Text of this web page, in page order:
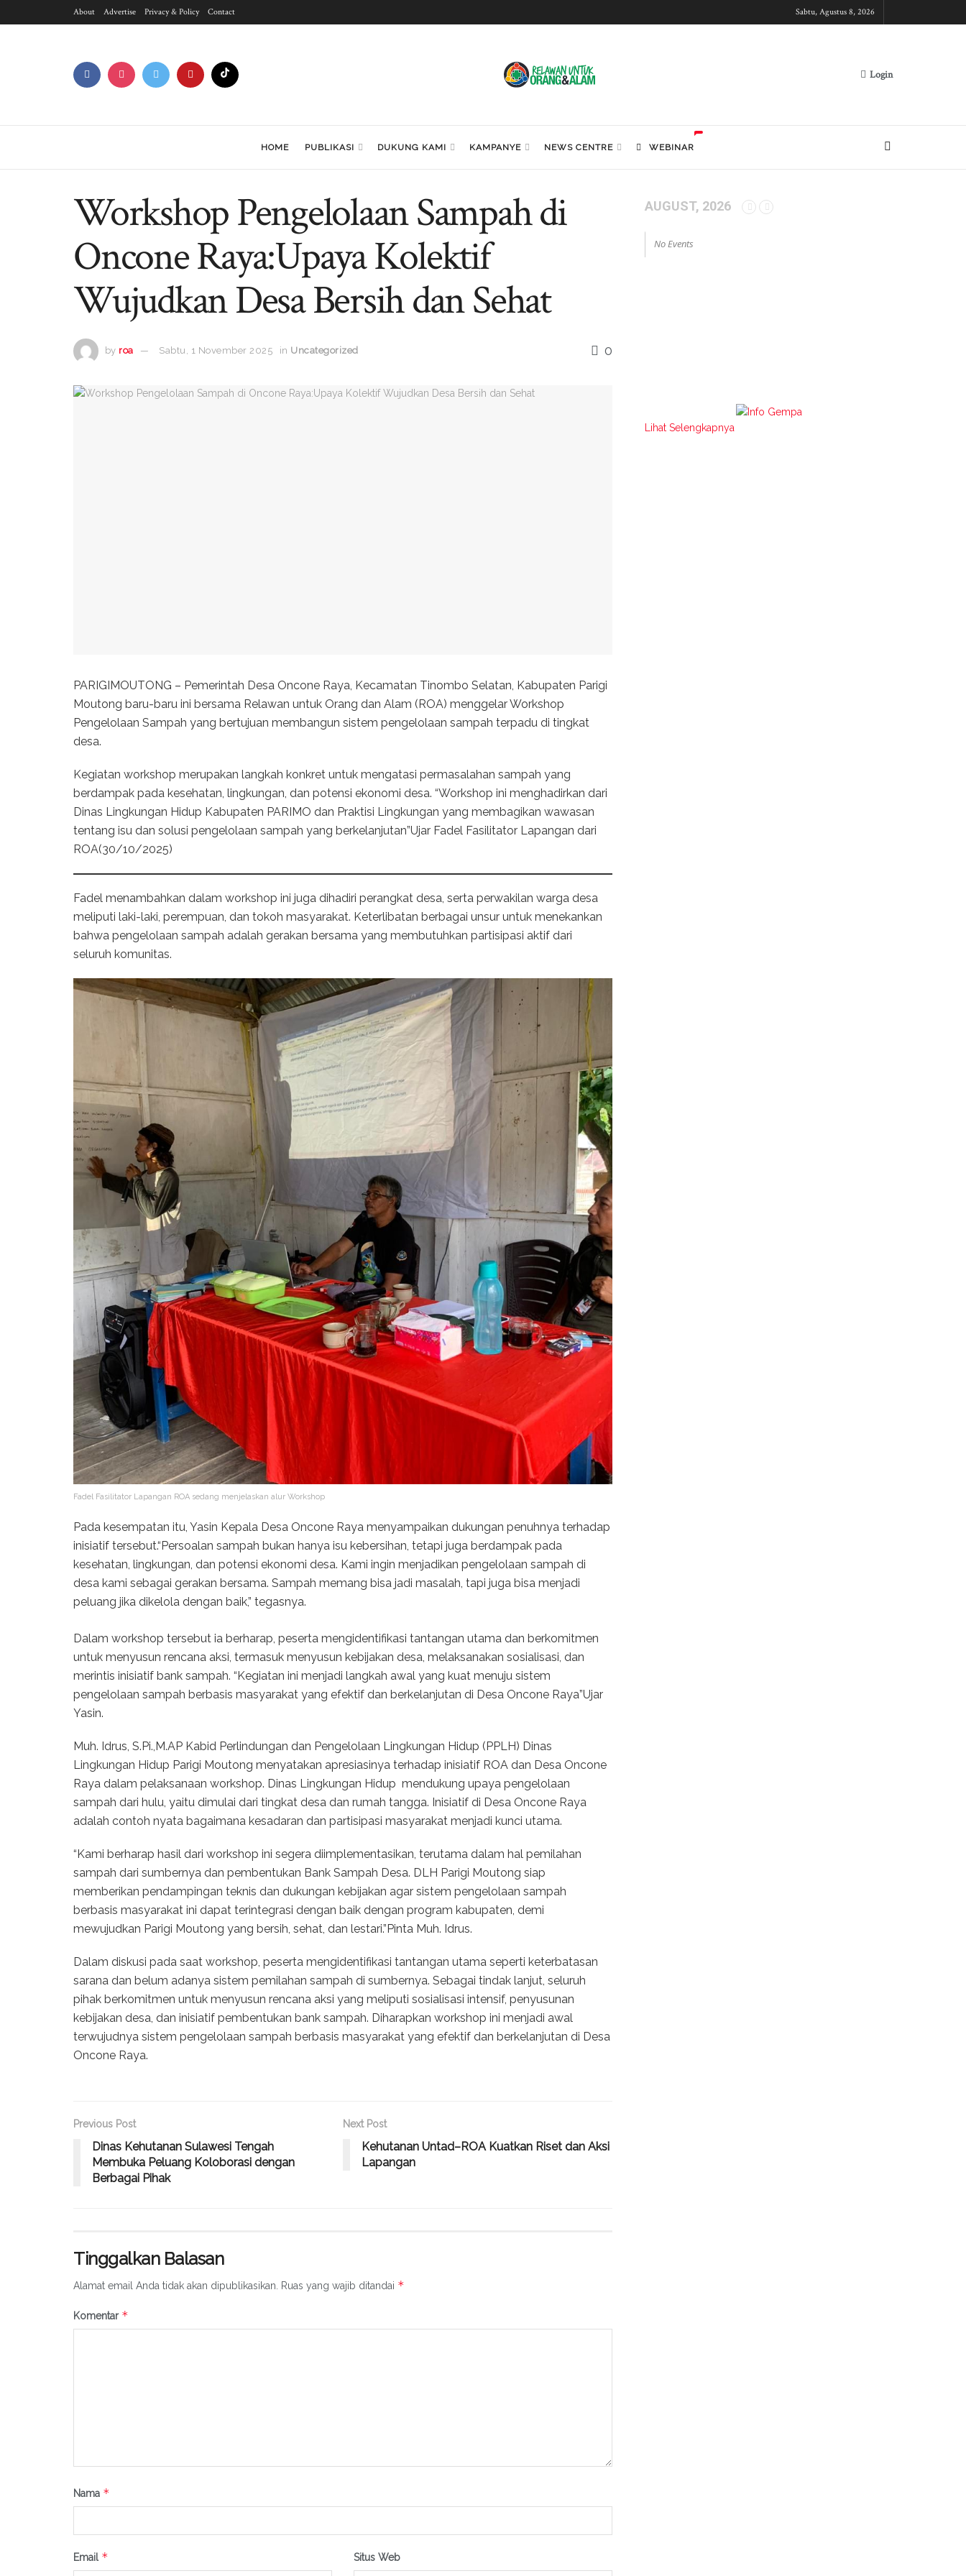
About Advertise Privacy & Policy Contact Sabtu, Agustus 8, 2026
Login
HOME PUBLIKASI DUKUNG KAMI KAMPANYE NEWS CENTRE WEBINAR
Workshop Pengelolaan Sampah di
Oncone Raya:Upaya Kolektif
Wujudkan Desa Bersih dan Sehat
by roa Sabtu, 1 November 2025 in Uncategorized 0
PARIGIMOUTONG – Pemerintah Desa Oncone Raya, Kecamatan Tinombo Selatan, Kabupaten Parigi
Moutong baru-baru ini bersama Relawan untuk Orang dan Alam (ROA) menggelar Workshop
Pengelolaan Sampah yang bertujuan membangun sistem pengelolaan sampah terpadu di tingkat
desa.
Kegiatan workshop merupakan langkah konkret untuk mengatasi permasalahan sampah yang
berdampak pada kesehatan, lingkungan, dan potensi ekonomi desa. “Workshop ini menghadirkan dari
Dinas Lingkungan Hidup Kabupaten PARIMO dan Praktisi Lingkungan yang membagikan wawasan
tentang isu dan solusi pengelolaan sampah yang berkelanjutan”Ujar Fadel Fasilitator Lapangan dari
ROA(30/10/2025)
Fadel menambahkan dalam workshop ini juga dihadiri perangkat desa, serta perwakilan warga desa
meliputi laki-laki, perempuan, dan tokoh masyarakat. Keterlibatan berbagai unsur untuk menekankan
bahwa pengelolaan sampah adalah gerakan bersama yang membutuhkan partisipasi aktif dari
seluruh komunitas.
Fadel Fasilitator Lapangan ROA sedang menjelaskan alur Workshop
Pada kesempatan itu, Yasin Kepala Desa Oncone Raya menyampaikan dukungan penuhnya terhadap
inisiatif tersebut.“Persoalan sampah bukan hanya isu kebersihan, tetapi juga berdampak pada
kesehatan, lingkungan, dan potensi ekonomi desa. Kami ingin menjadikan pengelolaan sampah di
desa kami sebagai gerakan bersama. Sampah memang bisa jadi masalah, tapi juga bisa menjadi
peluang jika dikelola dengan baik,” tegasnya.
Dalam workshop tersebut ia berharap, peserta mengidentifikasi tantangan utama dan berkomitmen
untuk menyusun rencana aksi, termasuk menyusun kebijakan desa, melaksanakan sosialisasi, dan
merintis inisiatif bank sampah. “Kegiatan ini menjadi langkah awal yang kuat menuju sistem
pengelolaan sampah berbasis masyarakat yang efektif dan berkelanjutan di Desa Oncone Raya”Ujar
Yasin.
Muh. Idrus, S.Pi.,M.AP Kabid Perlindungan dan Pengelolaan Lingkungan Hidup (PPLH) Dinas
Lingkungan Hidup Parigi Moutong menyatakan apresiasinya terhadap inisiatif ROA dan Desa Oncone
Raya dalam pelaksanaan workshop. Dinas Lingkungan Hidup mendukung upaya pengelolaan
sampah dari hulu, yaitu dimulai dari tingkat desa dan rumah tangga. Inisiatif di Desa Oncone Raya
adalah contoh nyata bagaimana kesadaran dan partisipasi masyarakat menjadi kunci utama.
“Kami berharap hasil dari workshop ini segera diimplementasikan, terutama dalam hal pemilahan
sampah dari sumbernya dan pembentukan Bank Sampah Desa. DLH Parigi Moutong siap
memberikan pendampingan teknis dan dukungan kebijakan agar sistem pengelolaan sampah
berbasis masyarakat ini dapat terintegrasi dengan baik dengan program kabupaten, demi
mewujudkan Parigi Moutong yang bersih, sehat, dan lestari.”Pinta Muh. Idrus.
Dalam diskusi pada saat workshop, peserta mengidentifikasi tantangan utama seperti keterbatasan
sarana dan belum adanya sistem pemilahan sampah di sumbernya. Sebagai tindak lanjut, seluruh
pihak berkomitmen untuk menyusun rencana aksi yang meliputi sosialisasi intensif, penyusunan
kebijakan desa, dan inisiatif pembentukan bank sampah. Diharapkan workshop ini menjadi awal
terwujudnya sistem pengelolaan sampah berbasis masyarakat yang efektif dan berkelanjutan di Desa
Oncone Raya.
Previous Post
Dinas Kehutanan Sulawesi Tengah
Membuka Peluang Koloborasi dengan
Berbagai Pihak
Next Post
Kehutanan Untad–ROA Kuatkan Riset dan Aksi
Lapangan
Tinggalkan Balasan
Alamat email Anda tidak akan dipublikasikan. Ruas yang wajib ditandai *
Komentar *
Nama *
Email * Situs Web
AUGUST, 2026
No Events
Lihat Selengkapnya